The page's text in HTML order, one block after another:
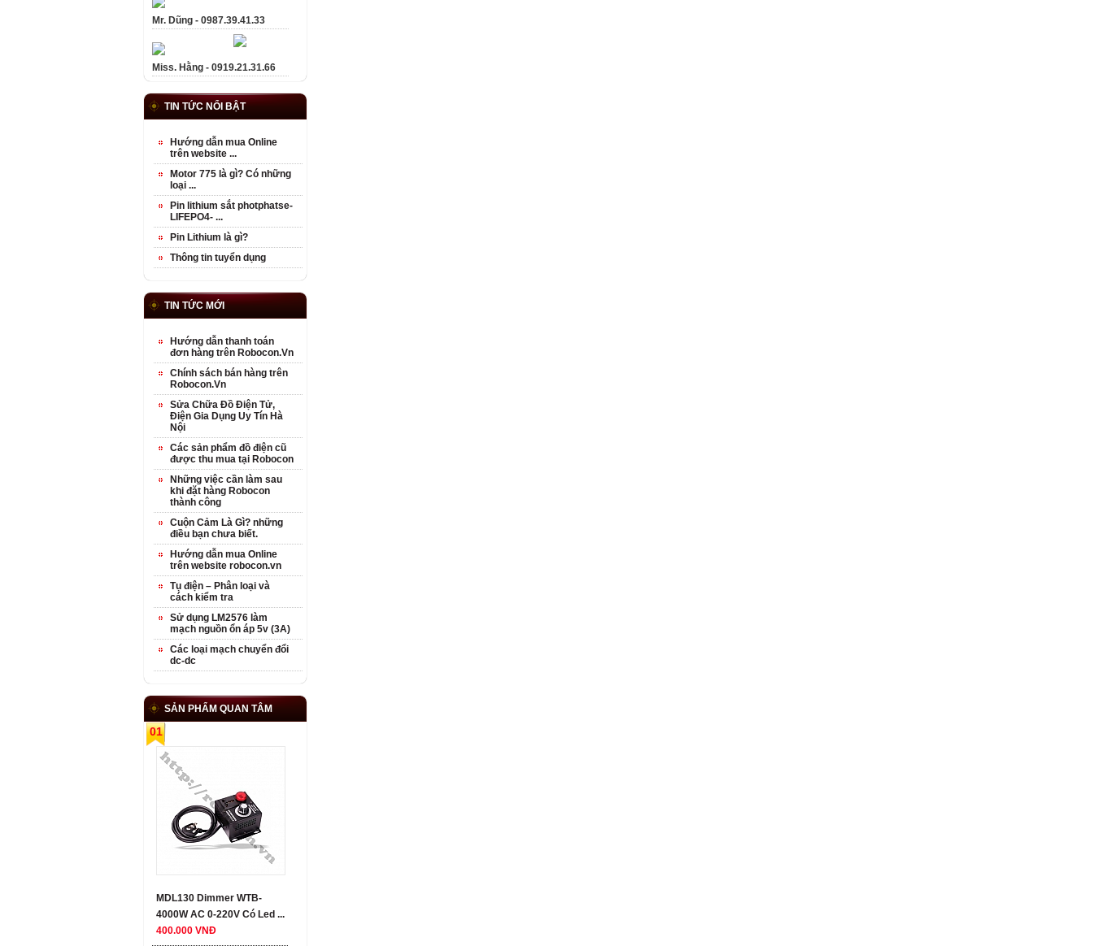
Mr. Dũng - 0987.39.41.33
Miss. Hằng - 0919.21.31.66
TIN TỨC NỔI BẬT
Hướng dẫn mua Online
trên website ...
Motor 775 là gì? Có những
loại ...
Pin lithium sắt photphatse-
LIFEPO4- ...
Pin Lithium là gì?
Thông tin tuyển dụng
TIN TỨC MỚI
Hướng dẫn thanh toán
đơn hàng trên Robocon.Vn
Chính sách bán hàng trên
Robocon.Vn
Sửa Chữa Đồ Điện Tử,
Điện Gia Dụng Uy Tín Hà
Nội
Các sản phẩm đồ điện cũ
được thu mua tại Robocon
Những việc cần làm sau
khi đặt hàng Robocon
thành công
Cuộn Cảm Là Gì? những
điều bạn chưa biết.
Hướng dẫn mua Online
trên website robocon.vn
Tụ điện – Phân loại và
cách kiểm tra
Sử dụng LM2576 làm
mạch nguồn ổn áp 5v (3A)
Các loại mạch chuyển đổi
dc-dc
SẢN PHẨM QUAN TÂM
01
MDL130 Dimmer WTB-
4000W AC 0-220V Có Led ...
400.000 VNĐ